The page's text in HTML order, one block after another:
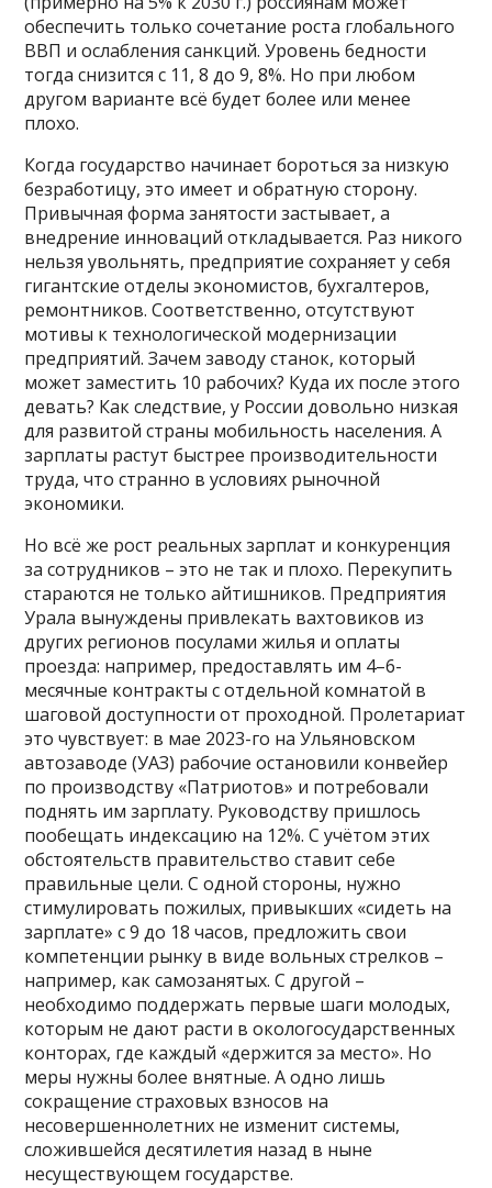
обеспечить только сочетание роста глобального
ВВП и ослабления санкций. Уровень бедности
тогда снизится с 11, 8 до 9, 8%. Но при любом
другом варианте всё будет более или менее
плохо.
Когда государство начинает бороться за низкую
безработицу, это имеет и обратную сторону.
Привычная форма занятости застывает, а
внедрение инноваций откладывается. Раз никого
нельзя увольнять, предприятие сохраняет у себя
гигантские отделы экономистов, бухгалтеров,
ремонтников. Соответственно, отсутствуют
мотивы к технологической модернизации
предприятий. Зачем заводу станок, который
может заместить 10 рабочих? Куда их после этого
девать? Как следствие, у России довольно низкая
для развитой страны мобильность населения. А
зарплаты растут быстрее производительности
труда, что странно в условиях рыночной
экономики.
Но всё же рост реальных зарплат и конкуренция
за сотрудников – это не так и плохо. Перекупить
стараются не только айтишников. Предприятия
Урала вынуждены привлекать вахтовиков из
других регионов посулами жилья и оплаты
проезда: например, предоставлять им 4–6-
месячные контракты с отдельной комнатой в
шаговой доступности от проходной. Пролетариат
это чувствует: в мае 2023-го на Ульяновском
автозаводе (УАЗ) рабочие остановили конвейер
по производству «Патриотов» и потребовали
поднять им зарплату. Руководству пришлось
пообещать индексацию на 12%. С учётом этих
обстоятельств правительство ставит себе
правильные цели. С одной стороны, нужно
стимулировать пожилых, привыкших «сидеть на
зарплате» с 9 до 18 часов, предложить свои
компетенции рынку в виде вольных стрелков –
например, как самозанятых. С другой –
необходимо поддержать первые шаги молодых,
которым не дают расти в окологосударственных
конторах, где каждый «держится за место». Но
меры нужны более внятные. А одно лишь
сокращение страховых взносов на
несовершеннолетних не изменит системы,
сложившейся десятилетия назад в ныне
несуществующем государстве.